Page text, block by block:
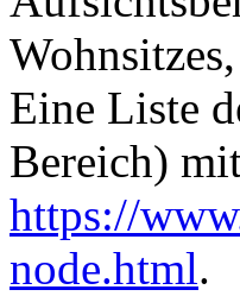
Eine Liste
Bereich)
https://
node.html.